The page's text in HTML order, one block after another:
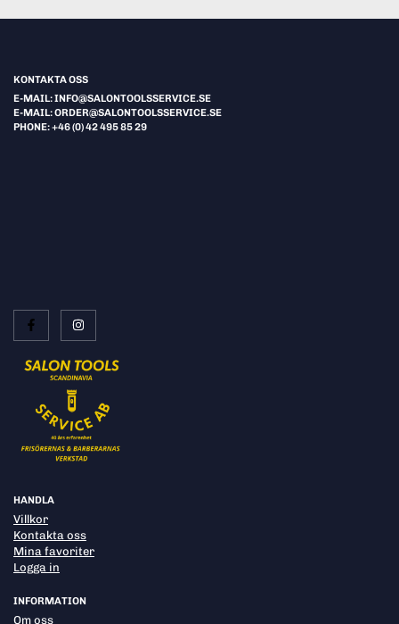
KONTAKTA OSS
E-MAIL: INFO@SALONTOOLSSERVICE.SE
E-MAIL: ORDER@SALONTOOLSSERVICE.SE
PHONE: +46 (0) 42 495 85 29
HANDLA
Villkor
Kontakta oss
Mina favoriter
Logga in
INFORMATION
Om oss